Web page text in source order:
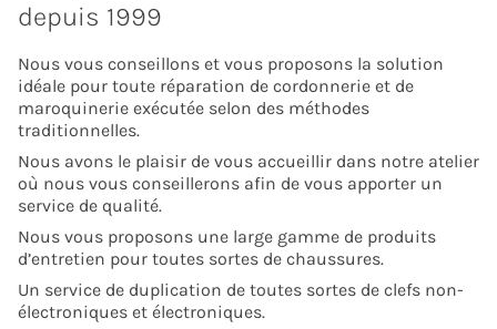
depuis 1999
Nous vous conseillons et vous proposons la solution
idéale pour toute réparation de cordonnerie et de
maroquinerie exécutée selon des méthodes
traditionnelles.
Nous avons le plaisir de vous accueillir dans notre atelier
où nous vous conseillerons afin de vous apporter un
service de qualité.
Nous vous proposons une large gamme de produits
d’entretien pour toutes sortes de chaussures.
Un service de duplication de toutes sortes de clefs non-
électroniques et électroniques.